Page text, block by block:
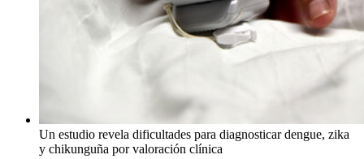
Un estudio revela dificultades para diagnosticar dengue, zika
y chikunguña por valoración clínica